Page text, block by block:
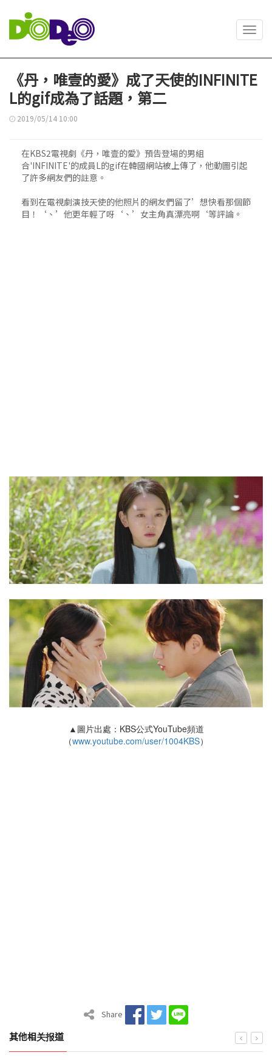
《丹，唯壹的愛》成了天使的INFINITE
L的gif成為了話題，第二
2019/05/14 10:00
在KBS2電視劇《丹，唯壹的愛》預告登場的男組
合'INFINITE'的成員L的gif在韓國網站被上傳了，他動圖引起
了許多網友們的註意。
看到在電視劇演技天使的他照片的網友們留了’想快看那個節
目！‘、’他更年輕了呀‘、’女主角真漂亮啊‘等評論。
▲圖片出處：KBS公式YouTube頻道
（www.youtube.com/user/1004KBS）
Share
其他相关报道